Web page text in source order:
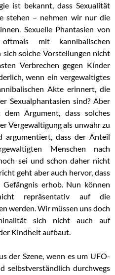
ist bekannt, dass Sexualität
stehen – nehmen wir nur die
Sexuelle Phantasien von
mit kannibalischen
solche Vorstellungen nicht
Verbrechen gegen Kinder
wenn ein vergewaltigtes
Akte erinnert, die
Sexualphantasien sind? Aber
Argument, dass solches
Vergewaltigung als unwahr zu
argumentiert, dass der Anteil
Menschen nach
sei und schon daher nicht
geht aber auch hervor, dass
erhob. Nun können
repräsentativ auf die
werden. Wir müssen uns doch
sich nicht auch auf
Kindheit aufbaut.
der Szene, wenn es um UFO-
selbstverständlich durchwegs